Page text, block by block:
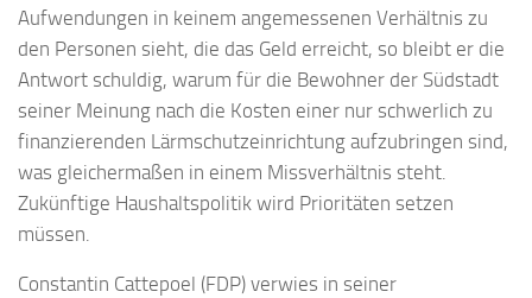
Aufwendungen in keinem angemessenen Verhältnis zu
den Personen sieht, die das Geld erreicht, so bleibt er die
Antwort schuldig, warum für die Bewohner der Südstadt
seiner Meinung nach die Kosten einer nur schwerlich zu
finanzierenden Lärmschutzeinrichtung aufzubringen sind,
was gleichermaßen in einem Missverhältnis steht.
Zukünftige Haushaltspolitik wird Prioritäten setzen
müssen.
Constantin Cattepoel (FDP) verwies in seiner